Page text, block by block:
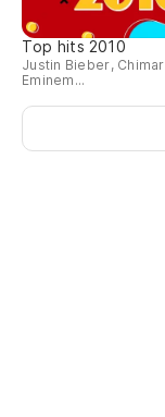
Top hits 2010
Justin Bieber,
Eminem...